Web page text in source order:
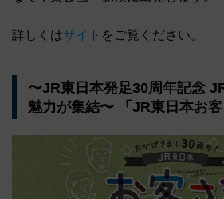
詳しくはサイト をご覧ください。
〜JR東日本発足30周年記念
魅力が集結〜 「JR東日本お客